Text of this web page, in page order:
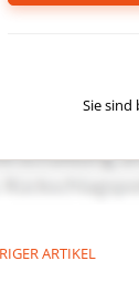
Sie sind
ARTIKEL